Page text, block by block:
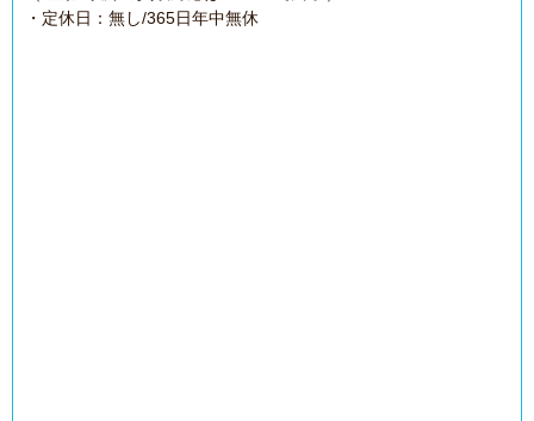
・定休日：無し/365日年中無休